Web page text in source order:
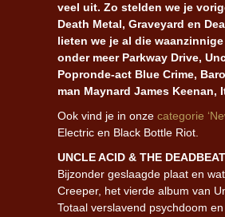
veel uit. Zo stelden we je
Death Metal, Graveyard en
lieten we je al die waanzinnige
onder meer Parkway Drive,
Popronde-act Blue Crime,
man Maynard James Keenan,
Ook vind je in onze categorie
Electric en Black Bottle Riot.
UNCLE ACID & THE
Bijzonder geslaagde plaat en
Creeper, het vierde album van
Totaal verslavend psychdoom